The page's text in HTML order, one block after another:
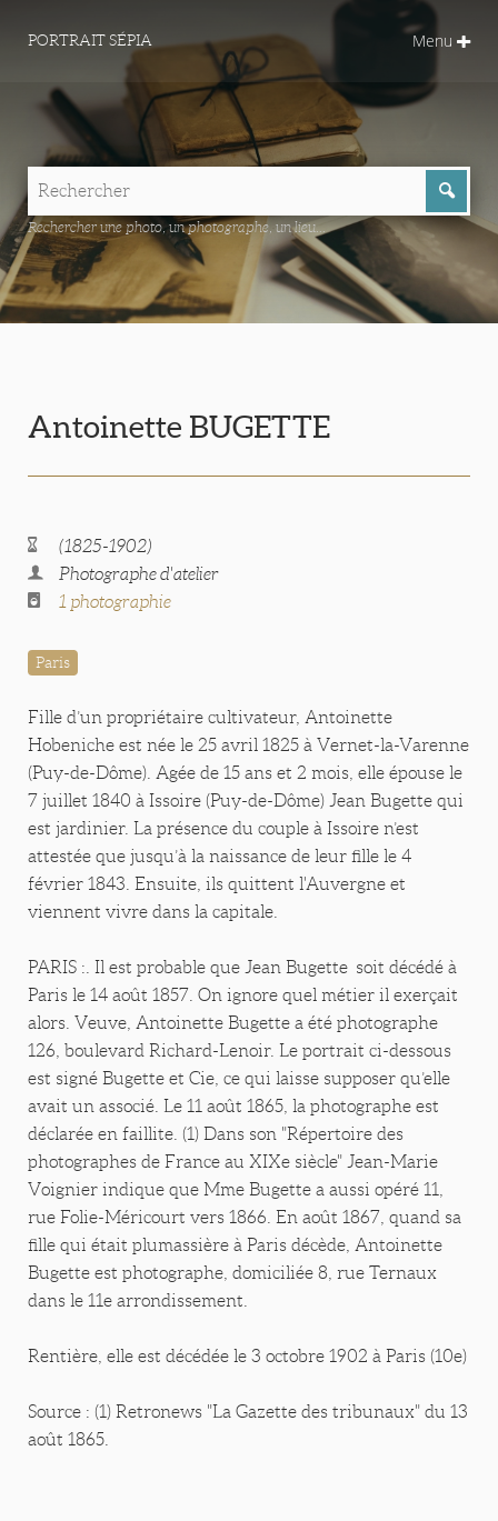
PORTRAIT SÉPIA Menu
Rechercher une photo, un photographe, un lieu...
Antoinette BUGETTE
(1825-1902)
Photographe d'atelier
1 photographie
Paris
Fille d’un propriétaire cultivateur, Antoinette
Hobeniche est née le 25 avril 1825 à Vernet-la-Varenne
(Puy-de-Dôme). Agée de 15 ans et 2 mois, elle épouse le
7 juillet 1840 à Issoire (Puy-de-Dôme) Jean Bugette qui
est jardinier. La présence du couple à Issoire n’est
attestée que jusqu’à la naissance de leur fille le 4
février 1843. Ensuite, ils quittent l'Auvergne et
viennent vivre dans la capitale.
PARIS :. Il est probable que Jean Bugette soit décédé à
Paris le 14 août 1857. On ignore quel métier il exerçait
alors. Veuve, Antoinette Bugette a été photographe
126, boulevard Richard-Lenoir. Le portrait ci-dessous
est signé Bugette et Cie, ce qui laisse supposer qu’elle
avait un associé. Le 11 août 1865, la photographe est
déclarée en faillite. (1) Dans son "Répertoire des
photographes de France au XIXe siècle" Jean-Marie
Voignier indique que Mme Bugette a aussi opéré 11,
rue Folie-Méricourt vers 1866. En août 1867, quand sa
fille qui était plumassière à Paris décède, Antoinette
Bugette est photographe, domiciliée 8, rue Ternaux
dans le 11e arrondissement.
Rentière, elle est décédée le 3 octobre 1902 à Paris (10e)
Source : (1) Retronews "La Gazette des tribunaux" du 13
août 1865.